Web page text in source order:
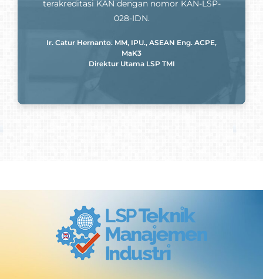
terakreditasi KAN dengan nomor KAN-LSP-
028-IDN.
Ir. Catur Hernanto. MM, IPU., ASEAN Eng. ACPE,
MaK3
Direktur Utama LSP TMI